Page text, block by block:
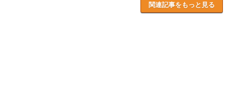
関連記事をもっと見る